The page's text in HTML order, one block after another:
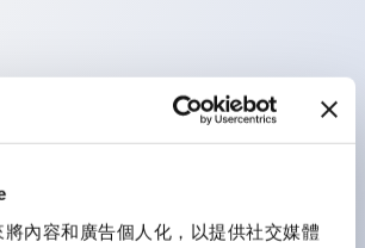
內容和廣告個人化，以提供社交媒體
少，呈現銳利感。
式
保護結構IP65
關、帶鎖選擇開關最多3c接點。